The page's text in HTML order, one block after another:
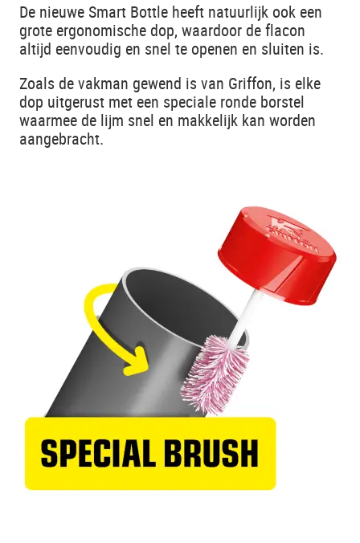
De nieuwe Smart Bottle heeft natuurlijk ook een
grote ergonomische dop, waardoor de flacon
altijd eenvoudig en snel te openen en sluiten is.
Zoals de vakman gewend is van Griffon, is elke
dop uitgerust met een speciale ronde borstel
waarmee de lijm snel en makkelijk kan worden
aangebracht.